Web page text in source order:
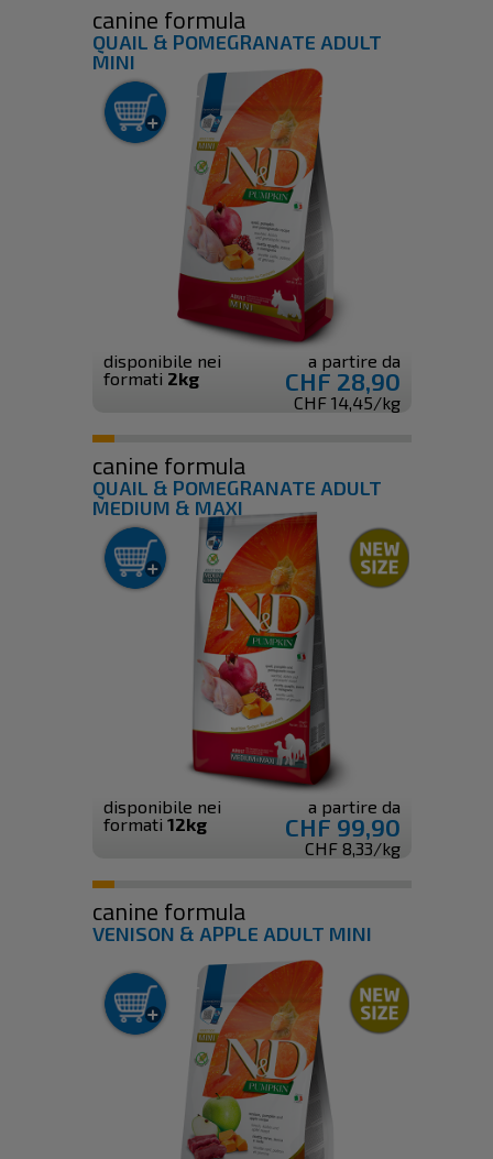
canine formula
QUAIL & POMEGRANATE ADULT
MINI
disponibile nei
formati 2kg
a partire da
CHF 28,90
CHF 14,45/kg
canine formula
QUAIL & POMEGRANATE ADULT
MEDIUM & MAXI
disponibile nei
formati 12kg
a partire da
CHF 99,90
CHF 8,33/kg
canine formula
VENISON & APPLE ADULT MINI